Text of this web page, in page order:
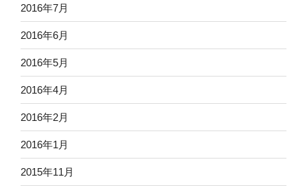
2016年7月
2016年6月
2016年5月
2016年4月
2016年2月
2016年1月
2015年11月